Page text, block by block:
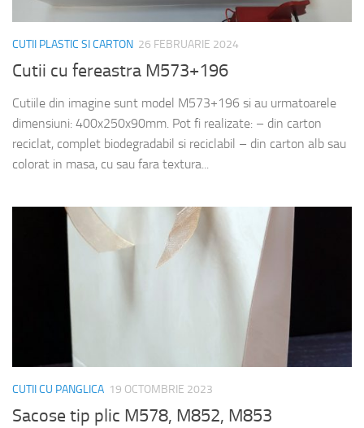
CUTII PLASTIC SI CARTON 26 FEBRUARIE 2024
Cutii cu fereastra M573+196
Cutiile din imagine sunt model M573+196 si au urmatoarele
dimensiuni: 400x250x90mm. Pot fi realizate: – din carton
reciclat, complet biodegradabil si reciclabil – din carton alb sau
colorat in masa, cu sau fara textura...
CUTII CU PANGLICA 19 OCTOMBRIE 2023
Sacose tip plic M578, M852, M853